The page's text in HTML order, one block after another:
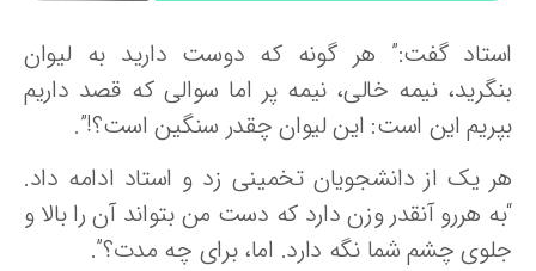
گفت:” هر گونه که دوست دارید به لیوان
نیمه خالی، نیمه پر اما سوالی که قصد داریم
این است: این لیوان چقدر سنگین است؟!”.
یک از دانشجویان تخمینی زد و استاد ادامه داد.
هررو آنقدر وزن دارد که دست من بتواند آن را بالا و
چشم شما نگه دارد. اما، برای چه مدت؟”.